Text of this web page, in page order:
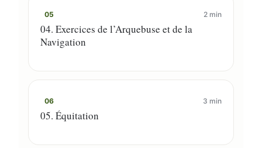
05 2 min
04. Exercices de l’Arquebuse et de la
Navigation
06 3 min
05. Équitation